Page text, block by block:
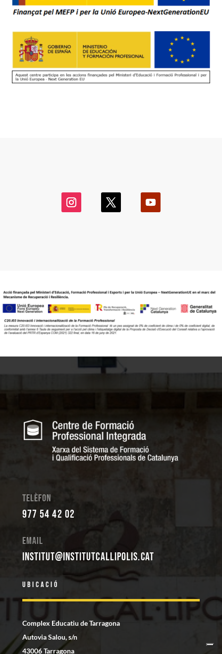
Telèfon
977 54 42 02
Email
institut@institutcallipolis.cat
Ubicació
Complex Educatiu de Tarragona
Autovia Salou, s/n
43006 Tarragona